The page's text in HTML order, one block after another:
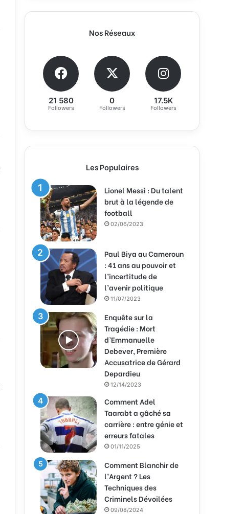
Nos Réseaux
21 580
Followers
0
Followers
17.5K
Followers
Les Populaires
Lionel Messi : Du talent
brut à la légende de
football
02/06/2023
Paul Biya au Cameroun
: 41 ans au pouvoir et
l’incertitude de
l’avenir politique
11/07/2023
Enquête sur la
Tragédie : Mort
d’Emmanuelle
Debever, Première
Accusatrice de Gérard
Depardieu
12/14/2023
Comment Adel
Taarabt a gâché sa
carrière : entre génie et
erreurs fatales
01/11/2025
Comment Blanchir de
l’Argent ? Les
Techniques des
Criminels Dévoilées
09/08/2024